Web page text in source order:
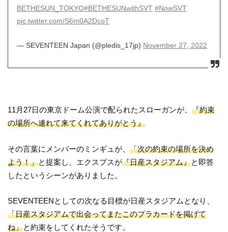
BETHESUN_TOKYO#BETHESUNwithSVT #NowSVT
pic.twitter.com/S6m0A2DcoT
— SEVENTEEN Japan (@pledis_17jp) November 27, 2022
11月27日の東京ドーム公演で配られたスローガンが、『約束
の場所へ連れて来てくれてありがとう』
その言葉にメンバーのミンギュが、「次の約束の場所を決め
よう！」と提案し、エクスプスが『日産スタジアム』と即答
したというシーンがありました。
SEVENTEENとしての次なる目標が日産スタジアムとなり、
「日産スタジアムで出会ってまたこのプラカードを掲げて
ね」と約束をしてくれたそうです。